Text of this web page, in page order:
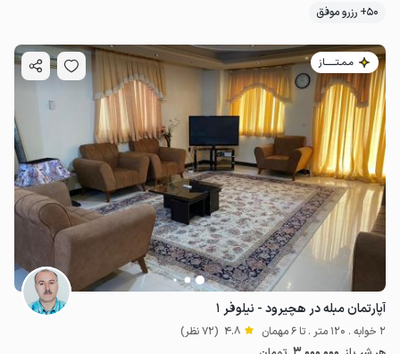
1.55میلیون ت 4.7
50+ رزرو موفق
مـمـتــــــاز
آپارتمان مبله در هچیرود - نیلوفر ۱
2 خوابه . 120 متر . تا 6 مهمان 4.8 (72 نظر)